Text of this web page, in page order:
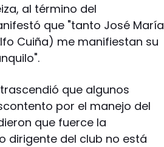
al término del
que "tanto José María
Cuiña) me manifiestan su
que algunos
por el manejo del
que fuerce la
dirigente del club no está